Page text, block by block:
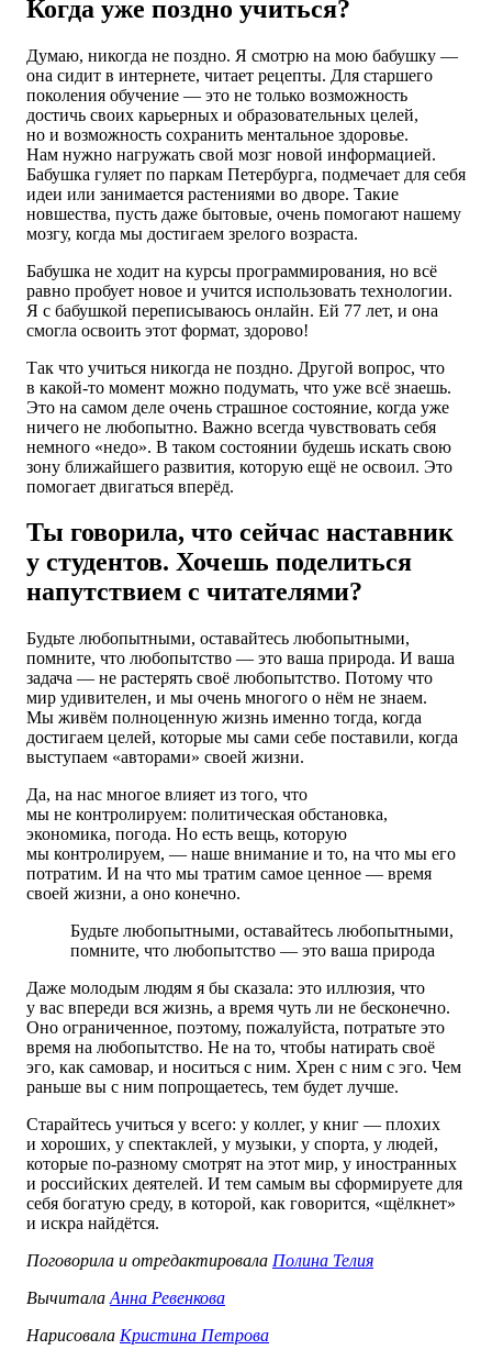
Когда уже поздно учиться?
Думаю, никогда не поздно. Я смотрю на мою бабушку —
она сидит в интернете, читает рецепты. Для старшего
поколения обучение — это не только возможность
достичь своих карьерных и образовательных целей,
но и возможность сохранить ментальное здоровье.
Нам нужно нагружать свой мозг новой информацией.
Бабушка гуляет по паркам Петербурга, подмечает для себя
идеи или занимается растениями во дворе. Такие
новшества, пусть даже бытовые, очень помогают нашему
мозгу, когда мы достигаем зрелого возраста.
Бабушка не ходит на курсы программирования, но всё
равно пробует новое и учится использовать технологии.
Я с бабушкой переписываюсь онлайн. Ей 77 лет, и она
смогла освоить этот формат, здорово!
Так что учиться никогда не поздно. Другой вопрос, что
в какой-то момент можно подумать, что уже всё знаешь.
Это на самом деле очень страшное состояние, когда уже
ничего не любопытно. Важно всегда чувствовать себя
немного «недо». В таком состоянии будешь искать свою
зону ближайшего развития, которую ещё не освоил. Это
помогает двигаться вперёд.
Ты говорила, что сейчас наставник
у студентов. Хочешь поделиться
напутствием с читателями?
Будьте любопытными, оставайтесь любопытными,
помните, что любопытство — это ваша природа. И ваша
задача — не растерять своё любопытство. Потому что
мир удивителен, и мы очень многого о нём не знаем.
Мы живём полноценную жизнь именно тогда, когда
достигаем целей, которые мы сами себе поставили, когда
выступаем «авторами» своей жизни.
Да, на нас многое влияет из того, что
мы не контролируем: политическая обстановка,
экономика, погода. Но есть вещь, которую
мы контролируем, — наше внимание и то, на что мы его
потратим. И на что мы тратим самое ценное ― время
своей жизни, а оно конечно.
Будьте любопытными, оставайтесь любопытными,
помните, что любопытство — это ваша природа
Даже молодым людям я бы сказала: это иллюзия, что
у вас впереди вся жизнь, а время чуть ли не бесконечно.
Оно ограниченное, поэтому, пожалуйста, потратьте это
время на любопытство. Не на то, чтобы натирать своё
эго, как самовар, и носиться с ним. Хрен с ним с эго. Чем
раньше вы с ним попрощаетесь, тем будет лучше.
Старайтесь учиться у всего: у коллег, у книг ― плохих
и хороших, у спектаклей, у музыки, у спорта, у людей,
которые по-разному смотрят на этот мир, у иностранных
и российских деятелей. И тем самым вы сформируете для
себя богатую среду, в которой, как говорится, «щёлкнет»
и искра найдётся.
Поговорила и отредактировала Полина Телия
Вычитала Анна Ревенкова
Нарисовала Кристина Петрова